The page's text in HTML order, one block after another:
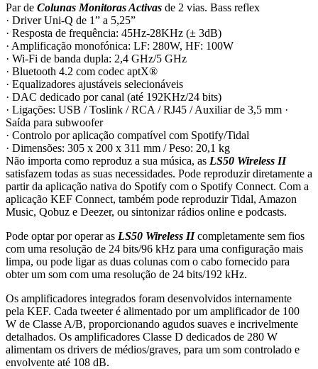
Par de Colunas Monitoras Activas de 2 vias. Bass reflex
· Driver Uni-Q de 1” a 5,25”
· Resposta de frequência: 45Hz-28KHz (± 3dB)
· Amplificação monofónica: LF: 280W, HF: 100W
· Wi-Fi de banda dupla: 2,4 GHz/5 GHz
· Bluetooth 4.2 com codec aptX®
· Equalizadores ajustáveis ​​selecionáveis
· DAC dedicado por canal (até 192KHz/24 bits)
· Ligações: USB / Toslink / RCA / RJ45 / Auxiliar de 3,5 mm ·
Saída para subwoofer
· Controlo por aplicação compatível com Spotify/Tidal
· Dimensões: 305 x 200 x 311 mm / Peso: 20,1 kg
Não importa como reproduz a sua música, as LS50 Wireless II
satisfazem todas as suas necessidades. Pode reproduzir diretamente a
partir da aplicação nativa do Spotify com o Spotify Connect. Com a
aplicação KEF Connect, também pode reproduzir Tidal, Amazon
Music, Qobuz e Deezer, ou sintonizar rádios online e podcasts.
Pode optar por operar as LS50 Wireless IIcompletamente sem fios
com uma resolução de 24 bits/96 kHz para uma configuração mais
limpa, ou pode ligar as duas colunas com o cabo fornecido para
obter um som com uma resolução de 24 bits/192 kHz.
Os amplificadores integrados foram desenvolvidos internamente
pela KEF. Cada tweeter é alimentado por um amplificador de 100
W de Classe A/B, proporcionando agudos suaves e incrivelmente
detalhados. Os amplificadores Classe D dedicados de 280 W
alimentam os drivers de médios/graves, para um som controlado e
envolvente até 108 dB.